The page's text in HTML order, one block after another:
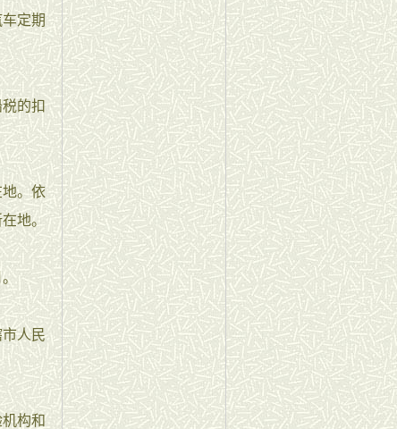
定期
的扣
。依
地。
人民
构和